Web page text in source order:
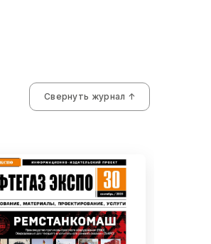
Свернуть журнал ↑